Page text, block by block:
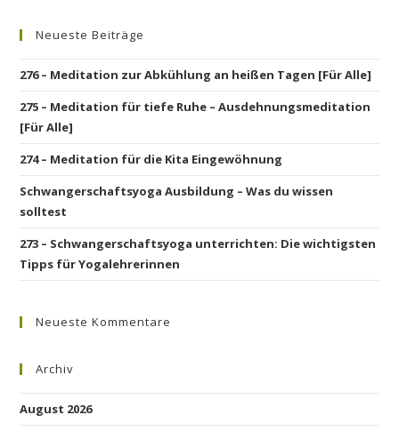
Neueste Beiträge
276 – Meditation zur Abkühlung an heißen Tagen [Für Alle]
275 – Meditation für tiefe Ruhe – Ausdehnungsmeditation
[Für Alle]
274 – Meditation für die Kita Eingewöhnung
Schwangerschaftsyoga Ausbildung – Was du wissen
solltest
273 – Schwangerschaftsyoga unterrichten: Die wichtigsten
Tipps für Yogalehrerinnen
Neueste Kommentare
Archiv
August 2026